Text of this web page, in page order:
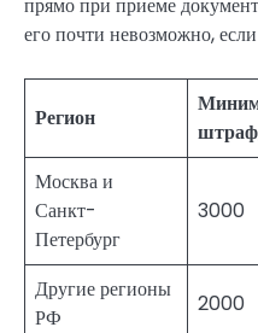
его почти невозможно,
Регион
Москва и
Санкт-
Петербург
3000
Другие регионы
РФ
2000